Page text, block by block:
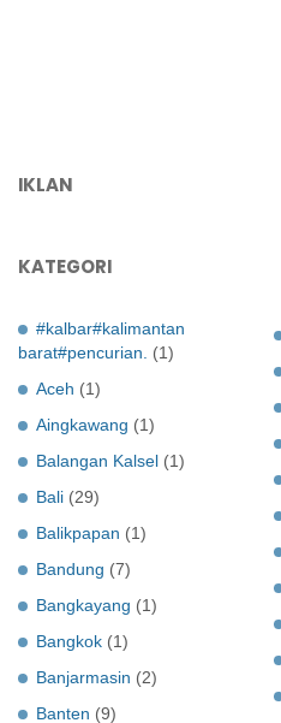
IKLAN
KATEGORI
#kalbar#kalimantan
barat#pencurian.
(1)
Aceh (1)
Aingkawang (1)
Balangan Kalsel (1)
Bali (29)
Balikpapan (1)
Bandung (7)
Bangkayang (1)
Bangkok (1)
Banjarmasin (2)
Banten (9)